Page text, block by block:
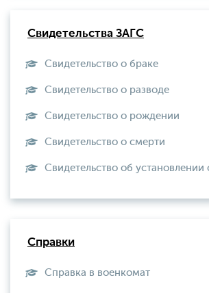
Свидетельства ЗАГС
Свидетельство о браке
Свидетельство о разводе
Свидетельство о рождении
Свидетельство о смерти
Свидетельство об установлении
Справки
Справка в военкомат